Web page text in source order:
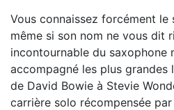
Vous connaissez forcément le
même si son nom ne vous dit
incontournable du saxophone
accompagné les plus grandes
de David Bowie à Stevie
carrière solo récompensée